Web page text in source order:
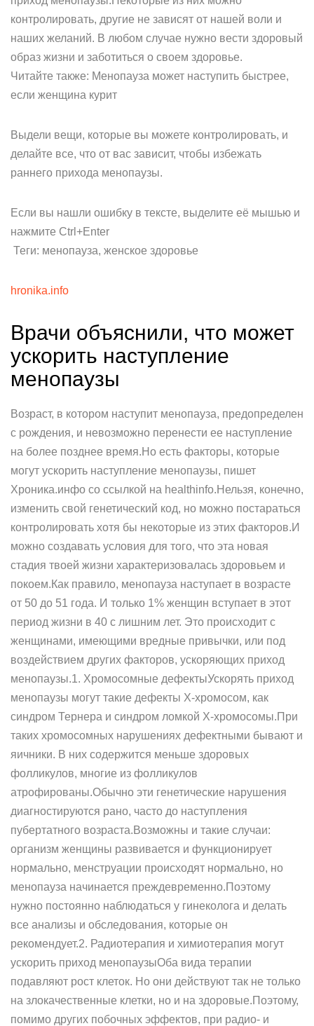
контролировать, другие не зависят от нашей воли и
наших желаний. В любом случае нужно вести здоровый
образ жизни и заботиться о своем здоровье.
Читайте также: Менопауза может наступить быстрее,
если женщина курит
Выдели вещи, которые вы можете контролировать, и
делайте все, что от вас зависит, чтобы избежать
раннего прихода менопаузы.
Если вы нашли ошибку в тексте, выделите её мышью и
нажмите Ctrl+Enter
Теги: менопауза, женское здоровье
hronika.info
Врачи объяснили, что может
ускорить наступление
менопаузы
Возраст, в котором наступит менопауза, предопределен
с рождения, и невозможно перенести ее наступление
на более позднее время.Но есть факторы, которые
могут ускорить наступление менопаузы, пишет
Хроника.инфо со ссылкой на healthinfo.Нельзя, конечно,
изменить свой генетический код, но можно постараться
контролировать хотя бы некоторые из этих факторов.И
можно создавать условия для того, что эта новая
стадия твоей жизни характеризовалась здоровьем и
покоем.Как правило, менопауза наступает в возрасте
от 50 до 51 года. И только 1% женщин вступает в этот
период жизни в 40 с лишним лет. Это происходит с
женщинами, имеющими вредные привычки, или под
воздействием других факторов, ускоряющих приход
менопаузы.1. Хромосомные дефектыУскорять приход
менопаузы могут такие дефекты X-хромосом, как
синдром Тернера и синдром ломкой X-хромосомы.При
таких хромосомных нарушениях дефектными бывают и
яичники. В них содержится меньше здоровых
фолликулов, многие из фолликулов
атрофированы.Обычно эти генетические нарушения
диагностируются рано, часто до наступления
пубертатного возраста.Возможны и такие случаи:
организм женщины развивается и функционирует
нормально, менструации происходят нормально, но
менопауза начинается преждевременно.Поэтому
нужно постоянно наблюдаться у гинеколога и делать
все анализы и обследования, которые он
рекомендует.2. Радиотерапия и химиотерапия могут
ускорить приход менопаузыОба вида терапии
подавляют рост клеток. Но они действуют так не только
на злокачественные клетки, но и на здоровые.Поэтому,
помимо других побочных эффектов, при радио- и